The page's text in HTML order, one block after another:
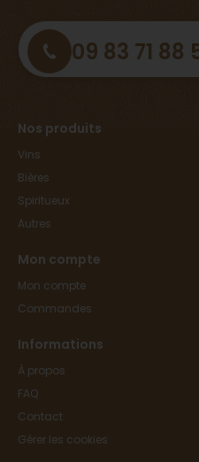
09 83 71 88
Nos produits
Vins
Bières
Spiritueux
Autres
Mon compte
Mon compte
Commandes
Informations
À propos
FAQ
Contact
Gérer les cookies